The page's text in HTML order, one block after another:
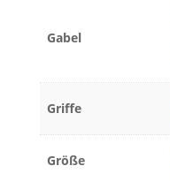
Gabel
Griffe
Größe